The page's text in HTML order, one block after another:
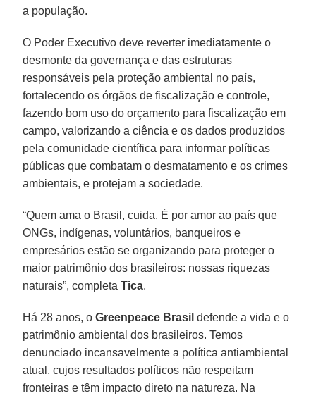
a população.
O Poder Executivo deve reverter imediatamente o
desmonte da governança e das estruturas
responsáveis pela proteção ambiental no país,
fortalecendo os órgãos de fiscalização e controle,
fazendo bom uso do orçamento para fiscalização em
campo, valorizando a ciência e os dados produzidos
pela comunidade científica para informar políticas
públicas que combatam o desmatamento e os crimes
ambientais, e protejam a sociedade.
“Quem ama o Brasil, cuida. É por amor ao país que
ONGs, indígenas, voluntários, banqueiros e
empresários estão se organizando para proteger o
maior patrimônio dos brasileiros: nossas riquezas
naturais”, completaTica.
Há 28 anos, oGreenpeace Brasil defende a vida e o
patrimônio ambiental dos brasileiros. Temos
denunciado incansavelmente a política antiambiental
atual, cujos resultados políticos não respeitam
fronteiras e têm impacto direto na natureza. Na